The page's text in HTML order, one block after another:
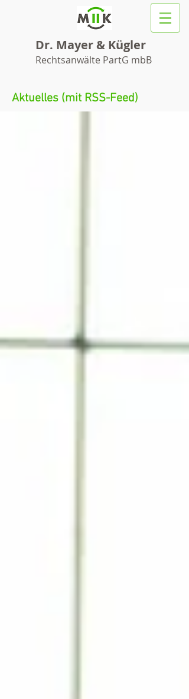
Dr. Mayer & Kügler
Rechtsanwälte PartG mbB
Aktuelles (mit RSS-Feed)